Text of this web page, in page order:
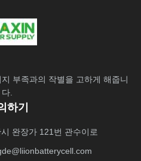
부족과의 작별을 고하게 해줍니
다.
하기
완장가 121번 관수이로